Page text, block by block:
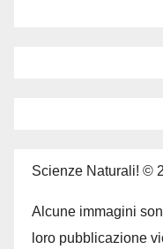
Scienze Naturali! ©
Alcune immagini
loro pubblicazione